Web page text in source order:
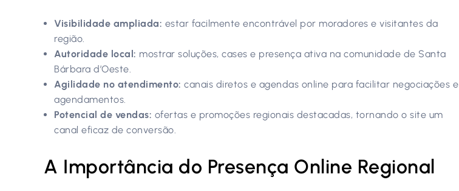
Visibilidade ampliada: estar facilmente encontrável por moradores e visitantes da
região.
Autoridade local: mostrar soluções, cases e presença ativa na comunidade de Santa
Bárbara d’Oeste.
Agilidade no atendimento: canais diretos e agendas online para facilitar negociações e
agendamentos.
Potencial de vendas: ofertas e promoções regionais destacadas, tornando o site um
canal eficaz de conversão.
A Importância do Presença Online Regional